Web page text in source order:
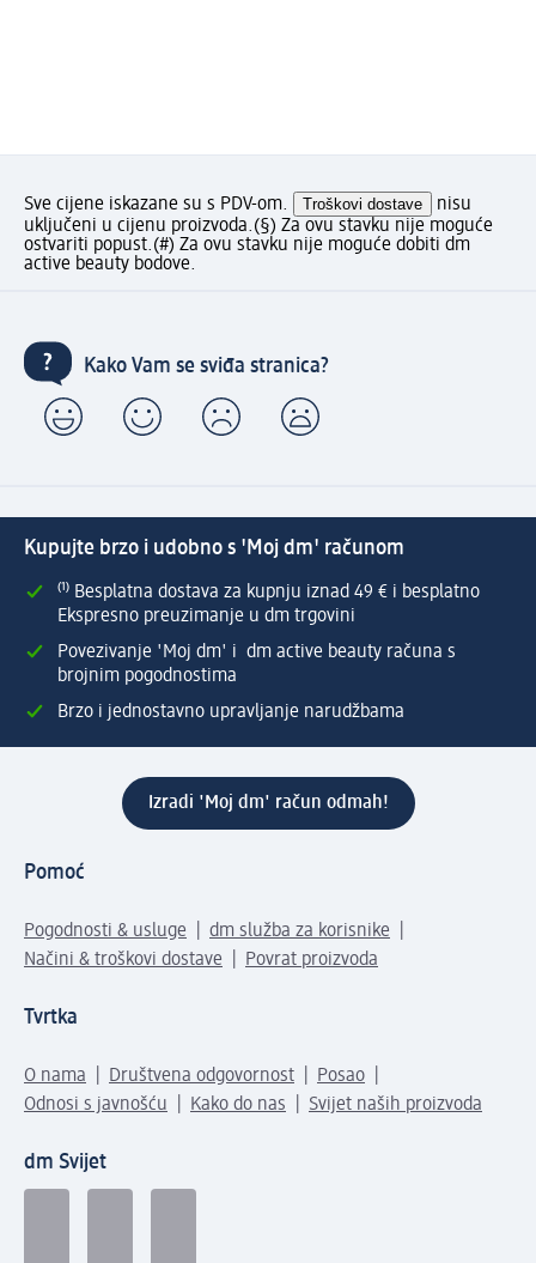
Sve cijene iskazane su s PDV-om. Troškovi dostave
nisu
uključeni u cijenu proizvoda.(§) Za ovu stavku nije moguće
ostvariti popust.(#) Za ovu stavku nije moguće dobiti dm
active beauty bodove.
Kako Vam se sviđa stranica?
Kupujte brzo i udobno s 'Moj dm' računom
⁽¹⁾ Besplatna dostava za kupnju iznad 49 € i besplatno
Ekspresno preuzimanje u dm trgovini
Povezivanje 'Moj dm' i dm active beauty računa s
brojnim pogodnostima
Brzo i jednostavno upravljanje narudžbama
Izradi 'Moj dm' račun odmah!
Pomoć
Pogodnosti & usluge
dm služba za korisnike
Načini & troškovi dostave
Povrat proizvoda
Tvrtka
O nama Društvena odgovornost
Posao
Odnosi s javnošću
Kako do nas Svijet naših proizvoda
dm Svijet